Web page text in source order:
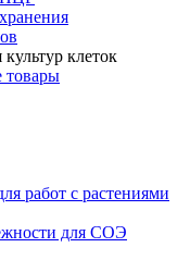
клеток
товары
работ с растениями
для СОЭ